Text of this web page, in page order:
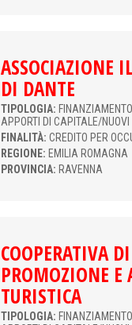
ASSOCIAZIONE
DI DANTE
TIPOLOGIA:
APPORTI DI CAPITALE/NUOVI
FINALITÀ: CREDITO PER
REGIONE: EMILIA ROMAGNA
PROVINCIA: RAVENNA
COOPERATIVA DI
PROMOZIONE E
TURISTICA
TIPOLOGIA: